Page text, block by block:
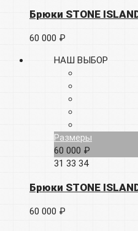
Брюки STONE
60 000 ₽
НАШ ВЫБОР
Размеры
60 000 ₽
31 33 34
Брюки STONE
60 000 ₽